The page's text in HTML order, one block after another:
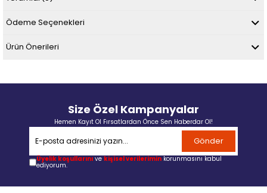
Ödeme Seçenekleri
Ürün Önerileri
Size Özel Kampanyalar
Hemen Kayıt Ol Fırsatlardan Önce Sen Haberdar Ol!
Gönder
Üyelik koşullarını ve kişisel verilerimin korunmasını kabul
ediyorum.